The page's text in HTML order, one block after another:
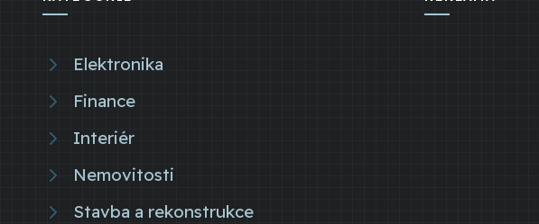
Elektronika
Finance
Interiér
Nemovitosti
Stavba a rekonstrukce